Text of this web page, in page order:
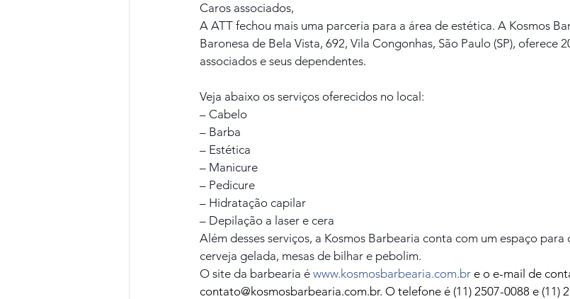
Caros associados,
A ATT fechou mais uma parceria para a área de estética. A Kosmos
Baronesa de Bela Vista, 692, Vila Congonhas, São Paulo (SP), oferece
associados e seus dependentes.
Veja abaixo os serviços oferecidos no local:
– Cabelo
– Barba
– Estética
– Manicure
– Pedicure
– Hidratação capilar
– Depilação a laser e cera
Além desses serviços, a Kosmos Barbearia conta com um espaço
cerveja gelada, mesas de bilhar e pebolim.
O site da barbearia é www.kosmosbarbearia.com.br e o e-mail de
contato@kosmosbarbearia.com.br. O telefone é (11) 2507-0088 e (11)